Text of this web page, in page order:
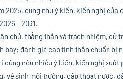
2025, cũng như ý kiến, kiến nghị
– 2031.
chủ, thẳng thắn và trách nhiệm, cử
bày; đánh giá cao tinh thần chuẩn bị
cũng nêu nhiều ý kiến, kiến nghị
vệ sinh môi trường, cấp thoát nước,